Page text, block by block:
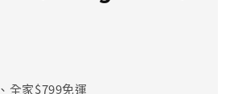
全家$799免運